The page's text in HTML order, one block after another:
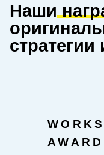
Наши
стратегии